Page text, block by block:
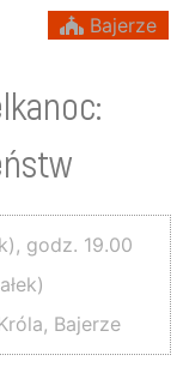
Bajerze
godz. 19.00
Bajerze